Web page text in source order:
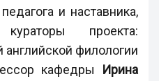
и наставника,
проекта:
филологии
кафедры Ирина